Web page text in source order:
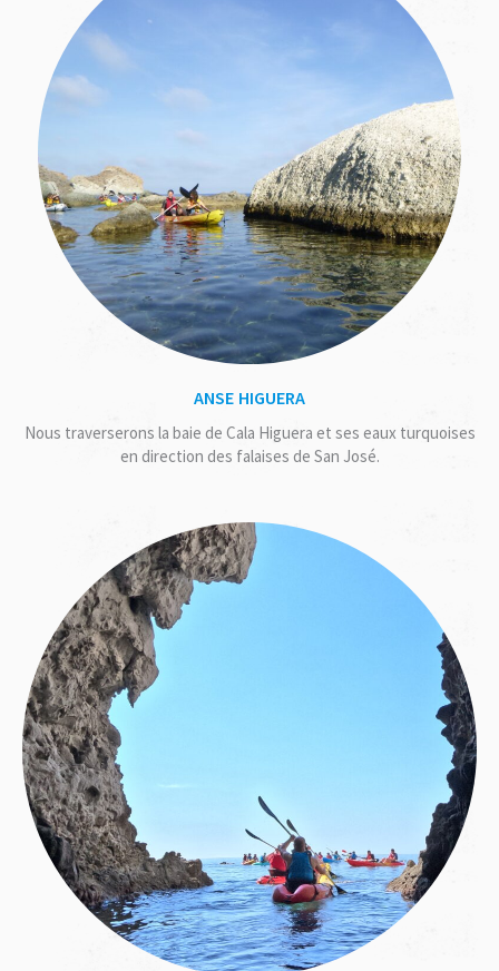
ANSE HIGUERA
Nous traverserons la baie de Cala Higuera et ses eaux turquoises
en direction des falaises de San José.